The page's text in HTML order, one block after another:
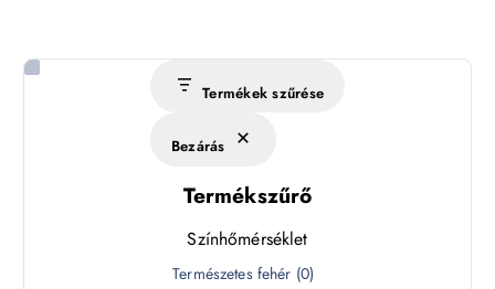
Termékek szűrése
Bezárás
Termékszűrő
Színhőmérséklet
Természetes fehér (0)